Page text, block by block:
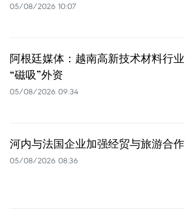
05/08/2026 10:07
阿根廷媒体：越南高新技术材料行业
“磁吸”外资
05/08/2026 09:34
河内与法国企业加强经贸与旅游合作
05/08/2026 08:36